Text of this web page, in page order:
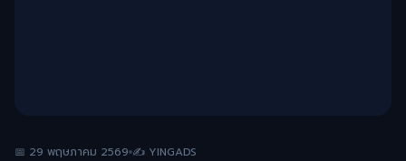
📅 29 พฤษภาคม 2569 ✍️ YINGADS